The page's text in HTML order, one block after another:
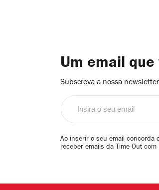
Um email
Subscreva a nossa
email
Ao inserir o seu email concorda
receber emails da Time Out